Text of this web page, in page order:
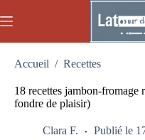
au
Accueil / Recettes
18 recettes jambon-fromage
fondre de plaisir)
Clara F. Publié le